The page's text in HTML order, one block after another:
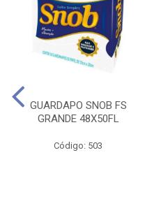
GUARDAPO SNOB FS
GRANDE 48X50FL
Código: 503